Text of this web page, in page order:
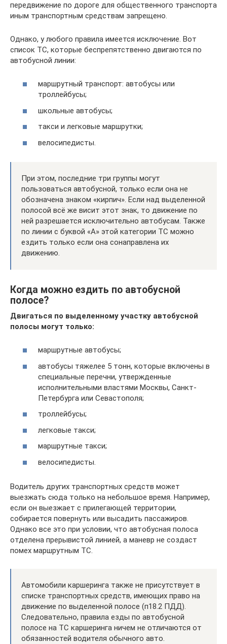
передвижение по дороге для общественного транспорта
иным транспортным средствам запрещено.
Однако, у любого правила имеется исключение. Вот
список ТС, которые беспрепятственно двигаются по
автобусной линии:
маршрутный транспорт: автобусы или
троллейбусы;
школьные автобусы;
такси и легковые маршрутки;
велосипедисты.
При этом, последние три группы могут
пользоваться автобусной, только если она не
обозначена знаком «кирпич». Если над выделенной
полосой всё же висит этот знак, то движение по
ней разрешается исключительно автобусам. Также
по линии с буквой «А» этой категории ТС можно
ездить только если она сонаправлена их
движению.
Когда можно ездить по автобусной
полосе?
Двигаться по выделенному участку автобусной
полосы могут только:
маршрутные автобусы;
автобусы тяжелее 5 тонн, которые включены в
специальные перечни, утвержденные
исполнительными властями Москвы, Санкт-
Петербурга или Севастополя;
троллейбусы;
легковые такси;
маршрутные такси;
велосипедисты.
Водитель других транспортных средств может
выезжать сюда только на небольшое время. Например,
если он выезжает с прилегающей территории,
собирается повернуть или высадить пассажиров.
Однако все это при условии, что автобусная полоса
отделена прерывистой линией, а маневр не создаст
помех маршрутным ТС.
Автомобили каршеринга также не присутствует в
списке транспортных средств, имеющих право на
движение по выделенной полосе (п18.2 ПДД).
Следовательно, правила езды по автобусной
полосе на ТС каршеринга ничем не отличаются от
обязанностей водителя обычного авто.